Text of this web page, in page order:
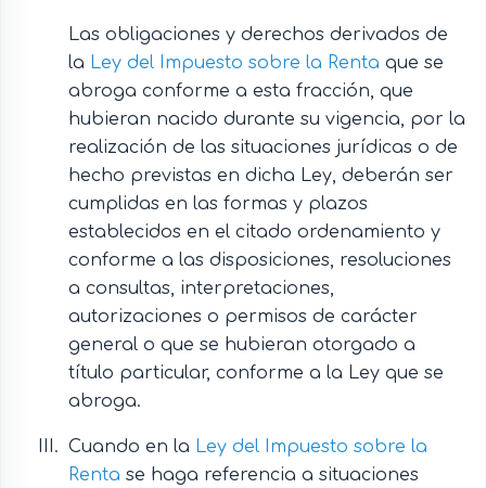
Las obligaciones y derechos derivados de
la Ley del Impuesto sobre la Renta que se
abroga conforme a esta fracción, que
hubieran nacido durante su vigencia, por la
realización de las situaciones jurídicas o de
hecho previstas en dicha Ley, deberán ser
cumplidas en las formas y plazos
establecidos en el citado ordenamiento y
conforme a las disposiciones, resoluciones
a consultas, interpretaciones,
autorizaciones o permisos de carácter
general o que se hubieran otorgado a
título particular, conforme a la Ley que se
abroga.
Cuando en la Ley del Impuesto sobre la
Renta se haga referencia a situaciones